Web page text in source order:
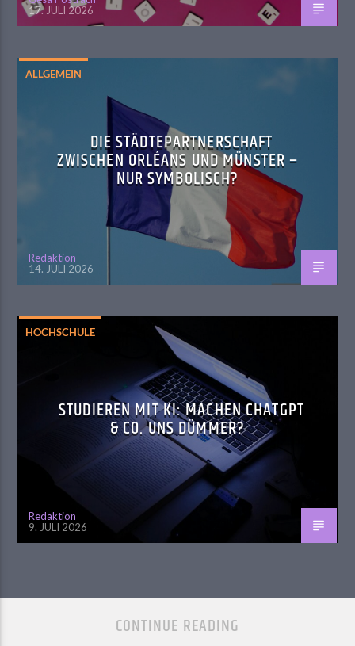
17. JULI 2026
ALLGEMEIN
DIE STÄDTEPARTNERSCHAFT
ZWISCHEN ORLÉANS UND MÜNSTER –
NUR SYMBOLISCH?
Redaktion
14. JULI 2026
HOCHSCHULE
STUDIEREN MIT KI: MACHEN CHATGPT
& CO. UNS DÜMMER?
Redaktion
9. JULI 2026
CONTINUE READING